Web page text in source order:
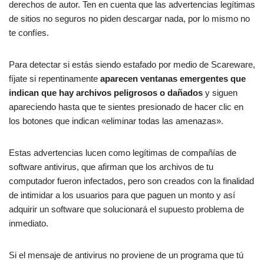
derechos de autor. Ten en cuenta que las advertencias legítimas
de sitios no seguros no piden descargar nada, por lo mismo no
te confíes.
Para detectar si estás siendo estafado por medio de Scareware,
fíjate si repentinamente aparecen ventanas emergentes que
indican que hay archivos peligrosos o dañados y siguen
apareciendo hasta que te sientes presionado de hacer clic en
los botones que indican «eliminar todas las amenazas».
Estas advertencias lucen como legítimas de compañías de
software antivirus, que afirman que los archivos de tu
computador fueron infectados, pero son creados con la finalidad
de intimidar a los usuarios para que paguen un monto y así
adquirir un software que solucionará el supuesto problema de
inmediato.
Si el mensaje de antivirus no proviene de un programa que tú